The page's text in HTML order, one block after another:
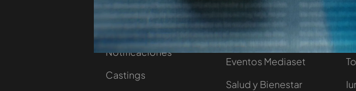
grupo
Autorregulación
Notificaciones
Castings
Planes Cuatro
Cursos Iumiuky
Eventos Mediaset
Salud y Bienestar